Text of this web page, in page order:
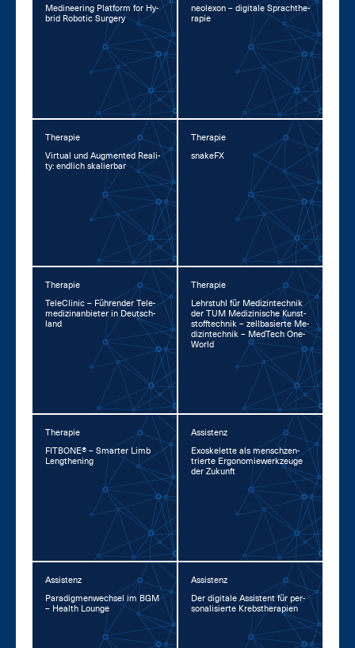
Me­di­nee­ring Plat­form for Hy­
brid Ro­botic Sur­ge­ry
neo­l­exon – di­gi­ta­le Sprachthe­
ra­pie
Therapie
Vir­tu­al und Aug­men­ted Rea­li­
ty: end­lich ska­lier­bar
Therapie
snake­FX
Therapie
TeleCli­nic – Füh­ren­der Te­le­
me­di­zin­an­bie­ter in Deutsch­
land
Therapie
Lehr­stuhl für Me­di­zin­tech­nik
der TUM Me­di­zi­ni­sche Kunst­
stoff­tech­nik – zell­ba­sier­te Me­
di­zin­tech­nik – Med­Tech One­
World
Therapie
FIT­BO­NE® – Smar­ter Limb
Leng­the­ning
Assistenz
Exo­s­ke­let­te als mensch­zen­
trier­te Er­go­no­mie­werk­zeu­ge
der Zu­kunft
Assistenz
Pa­ra­dig­men­wech­sel im BGM
– Health Lounge
Assistenz
Der di­gi­ta­le As­sis­tent für per­
so­na­li­sier­te Krebs­the­ra­pi­en